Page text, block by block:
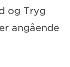
og Tryg
angående